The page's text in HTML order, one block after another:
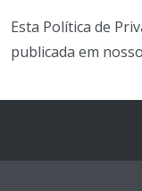
Esta Política de
publicada em